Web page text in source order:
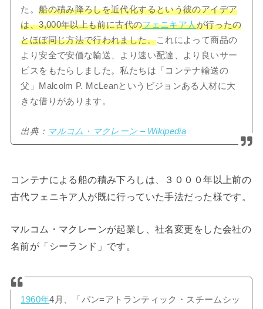
た。船の積み降ろしを近代化するという彼のアイデア
は、3,000年以上も前に古代のフェニキア人が行ったの
とほぼ同じ方法で行われました。これによって商品の
より安全で安価な輸送、より速い配達、より良いサー
ビスをもたらしました。私たちは「コンテナ輸送の
父」Malcolm P. McLeanというビジョンある人材に大
きな借りがあります。
出典： マルコム・マクレーン – Wikipedia
コンテナによる船の積み下ろしは、３０００年以上前の
古代フェニキア人が既に行っていた手法だった様です。
マルコム・マクレーンが起業し、社名変更をした会社の
名前が「シーランド」です。
1960年4月、「パン=アトランティック・スチームシッ